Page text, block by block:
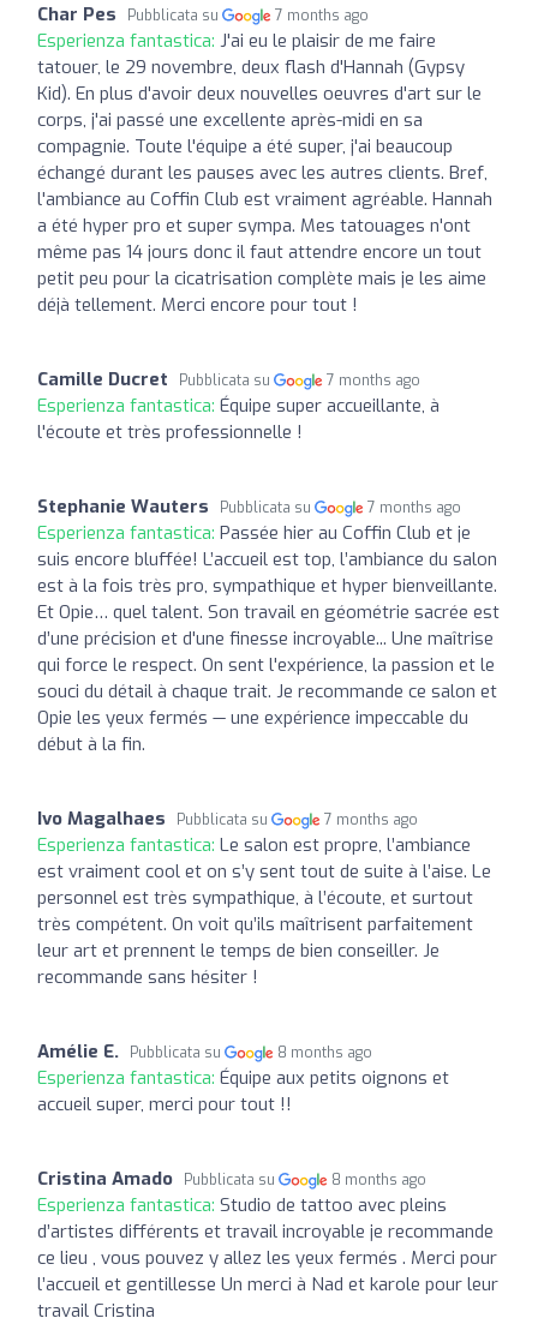
Char Pes Pubblicata su 7 months ago
Esperienza fantastica: J'ai eu le plaisir de me faire
tatouer, le 29 novembre, deux flash d'Hannah (Gypsy
Kid). En plus d'avoir deux nouvelles oeuvres d'art sur le
corps, j'ai passé une excellente après-midi en sa
compagnie. Toute l'équipe a été super, j'ai beaucoup
échangé durant les pauses avec les autres clients. Bref,
l'ambiance au Coffin Club est vraiment agréable. Hannah
a été hyper pro et super sympa. Mes tatouages n'ont
même pas 14 jours donc il faut attendre encore un tout
petit peu pour la cicatrisation complète mais je les aime
déjà tellement. Merci encore pour tout !
Camille Ducret Pubblicata su 7 months ago
Esperienza fantastica: Équipe super accueillante, à
l'écoute et très professionnelle !
Stephanie Wauters Pubblicata su 7 months ago
Esperienza fantastica: Passée hier au Coffin Club et je
suis encore bluffée! L’accueil est top, l’ambiance du salon
est à la fois très pro, sympathique et hyper bienveillante.
Et Opie… quel talent. Son travail en géométrie sacrée est
d’une précision et d'une finesse incroyable... Une maîtrise
qui force le respect. On sent l'expérience, la passion et le
souci du détail à chaque trait. Je recommande ce salon et
Opie les yeux fermés — une expérience impeccable du
début à la fin.
Ivo Magalhaes Pubblicata su 7 months ago
Esperienza fantastica: Le salon est propre, l’ambiance
est vraiment cool et on s’y sent tout de suite à l’aise. Le
personnel est très sympathique, à l’écoute, et surtout
très compétent. On voit qu’ils maîtrisent parfaitement
leur art et prennent le temps de bien conseiller. Je
recommande sans hésiter !
Amélie E. Pubblicata su 8 months ago
Esperienza fantastica: Équipe aux petits oignons et
accueil super, merci pour tout !!
Cristina Amado Pubblicata su 8 months ago
Esperienza fantastica: Studio de tattoo avec pleins
d’artistes différents et travail incroyable je recommande
ce lieu , vous pouvez y allez les yeux fermés . Merci pour
l’accueil et gentillesse Un merci à Nad et karole pour leur
travail Cristina